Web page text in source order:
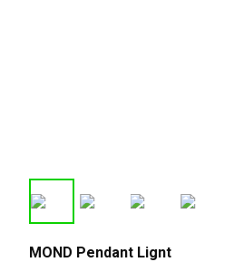
MOND Pendant Lignt